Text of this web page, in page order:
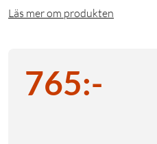
Läs mer om produkten
765:-